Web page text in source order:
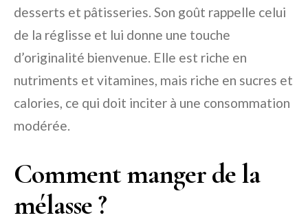
desserts et pâtisseries. Son goût rappelle celui
de la réglisse et lui donne une touche
d’originalité bienvenue. Elle est riche en
nutriments et vitamines, mais riche en sucres et
calories, ce qui doit inciter à une consommation
modérée.
Comment manger de la
mélasse ?